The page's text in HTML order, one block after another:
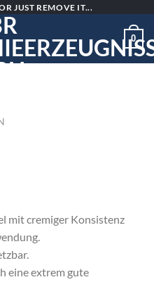
JUST REMOVE IT...
0
mit cremiger Konsistenz
eine extrem gute